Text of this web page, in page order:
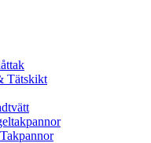
Tätskikt